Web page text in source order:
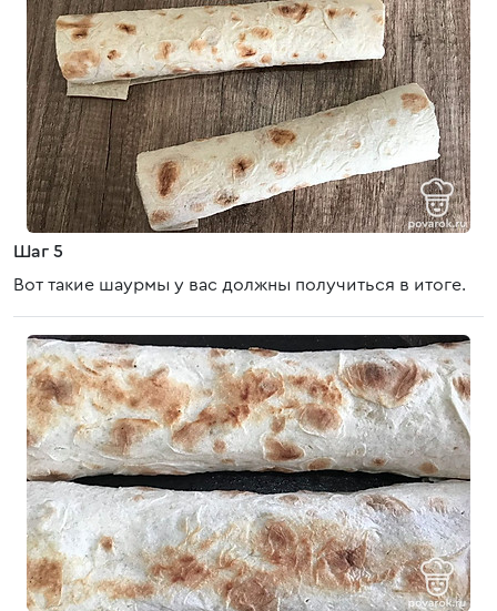
Шаг 5
Вот такие шаурмы у вас должны получиться в итоге.